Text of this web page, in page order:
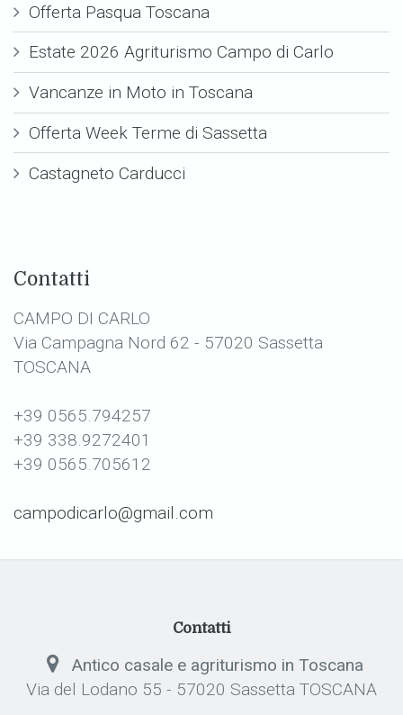
Offerta Pasqua Toscana
Estate 2026 Agriturismo Campo di Carlo
Vancanze in Moto in Toscana
Offerta Week Terme di Sassetta
Castagneto Carducci
Contatti
CAMPO DI CARLO
Via Campagna Nord 62 - 57020 Sassetta
TOSCANA
+39 0565.794257
+39 338.9272401
+39 0565.705612
campodicarlo@gmail.com
Contatti
Antico casale e agriturismo in Toscana
Via del Lodano 55 - 57020 Sassetta TOSCANA